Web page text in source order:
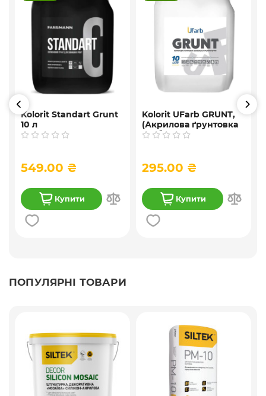
Kolorit Standart Grunt
10 л
549.00 ₴
Купити
Kolorit UFarb GRUNТ,
(Акрилова ґрунтовка
глибокого
295.00 ₴
Купити
ПОПУЛЯРНІ ТОВАРИ